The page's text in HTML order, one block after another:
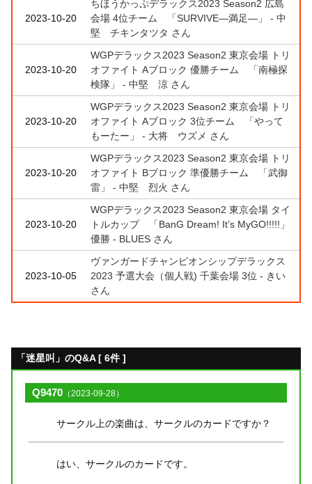
2023-10-20
ちほうかっぷデラックス2023 Season2 広島
会場 4位チーム 「SURVIVE―満足―」 - 中
堅 チキンタツタ さん
2023-10-20
WGPデラックス2023 Season2 東京会場 トリ
オファイト Aブロック 優勝チーム 「南極探
検隊」 - 中堅 涼 さん
2023-10-20
WGPデラックス2023 Season2 東京会場 トリ
オファイト Aブロック 3位チーム 「やって
もーたー」 - 大将 ウズメ さん
2023-10-20
WGPデラックス2023 Season2 東京会場 トリ
オファイト Bブロック 準優勝チーム 「武御
雷」 - 中堅 烈火 さん
2023-10-20
WGPデラックス2023 Season2 東京会場 タイ
トルカップ 「BanG Dream! It’s MyGO!!!!!」
優勝 - BLUES さん
2023-10-05
ヴァンガードチャンピオンシップデラックス
2023 予選大会（個人戦) 千葉会場 3位 - きい
さん
「迷星叫」のQ&A [ 6件 ]
Q9470 （2023-09-28）
サークル上の楽曲は、サークルのカードですか？
はい、サークルのカードです。